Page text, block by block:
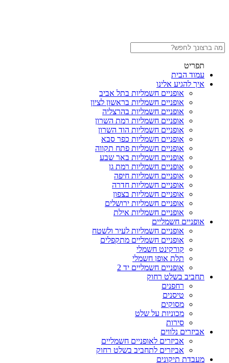
תפריט
עמוד הבית
איך להגיע אלינו
אופניים חשמליות בתל אביב
אופניים חשמליות בראשון לציון
אופניים חשמליות בהרצליה
אופניים חשמליות רמת השרון
אופניים חשמליות הוד השרון
אופניים חשמליות כפר סבא
אופניים חשמליות פתח תקווה
אופניים חשמליות באר שבע
אופניים חשמליות רמת גן
אופניים חשמליות חיפה
אופניים חשמליות חדרה
אופניים חשמליות בצפון
אופניים חשמליות ירושלים
אופניים חשמליות אילת
אופניים חשמליים
אופניים חשמליות לעיר ולשטח
אופניים חשמליים מתקפלים
קורקינט חשמלי
תלת אופן חשמלי
אופניים חשמליים יד 2
תחביב בשלט רחוק
רחפנים
טיסנים
מסוקים
מכוניות על שלט
סירות
אביזרים נלווים
אביזרים לאופניים חשמליים
אביזרים לתחביב בשלט רחוק
מעבדת תיקונים